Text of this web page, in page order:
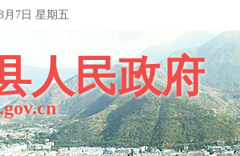
月7日 星期五
人民政府